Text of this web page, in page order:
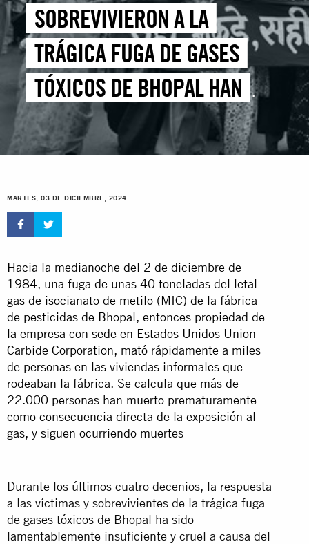
SOBREVIVIERON A LA
TRÁGICA FUGA DE GASES
TÓXICOS DE BHOPAL HAN
SOPORTADO 40 AÑOS DE
INJUSTICIA A CAUSA DEL
RACISMO AMBIENTAL
MARTES, 03 DE DICIEMBRE, 2024
Hacia la medianoche del 2 de diciembre de
1984, una fuga de unas 40 toneladas del letal
gas de isocianato de metilo (MIC) de la fábrica
de pesticidas de Bhopal, entonces propiedad de
la empresa con sede en Estados Unidos Union
Carbide Corporation, mató rápidamente a miles
de personas en las viviendas informales que
rodeaban la fábrica. Se calcula que más de
22.000 personas han muerto prematuramente
como consecuencia directa de la exposición al
gas, y siguen ocurriendo muertes
Durante los últimos cuatro decenios, la respuesta
a las víctimas y sobrevivientes de la trágica fuga
de gases tóxicos de Bhopal ha sido
lamentablemente insuficiente y cruel a causa del